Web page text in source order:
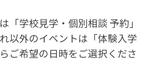
「学校見学・個別相談 予約」
以外のイベントは「体験入学
ご希望の日時をご選択くださ